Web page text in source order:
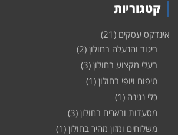
קטגוריות
אינדקס עסקים (21)
ביגוד והנעלה בחולון (2)
בעלי מקצוע בחולון (3)
טיפוח ויופי בחולון (1)
כלי נגינה (1)
מסעדות ובארים בחולון (3)
משלוחים ומזון מהיר בחולון (1)